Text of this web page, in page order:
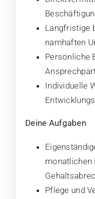
Langfristige
namhaften
Persönliche
Individuelle
Deine Aufgaben
monatlichen
Pflege und